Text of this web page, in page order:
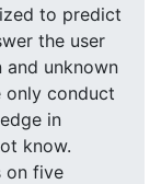
to predict
the user
and unknown
only conduct
in
know.
on five